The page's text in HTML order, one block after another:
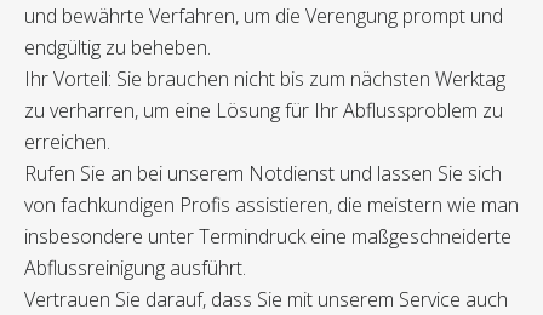
und bewährte Verfahren, um die Verengung prompt und
endgültig zu beheben.
Ihr Vorteil: Sie brauchen nicht bis zum nächsten Werktag
zu verharren, um eine Lösung für Ihr Abflussproblem zu
erreichen.
Rufen Sie an bei unserem Notdienst und lassen Sie sich
von fachkundigen Profis assistieren, die meistern wie man
insbesondere unter Termindruck eine maßgeschneiderte
Abflussreinigung ausführt.
Vertrauen Sie darauf, dass Sie mit unserem Service auch